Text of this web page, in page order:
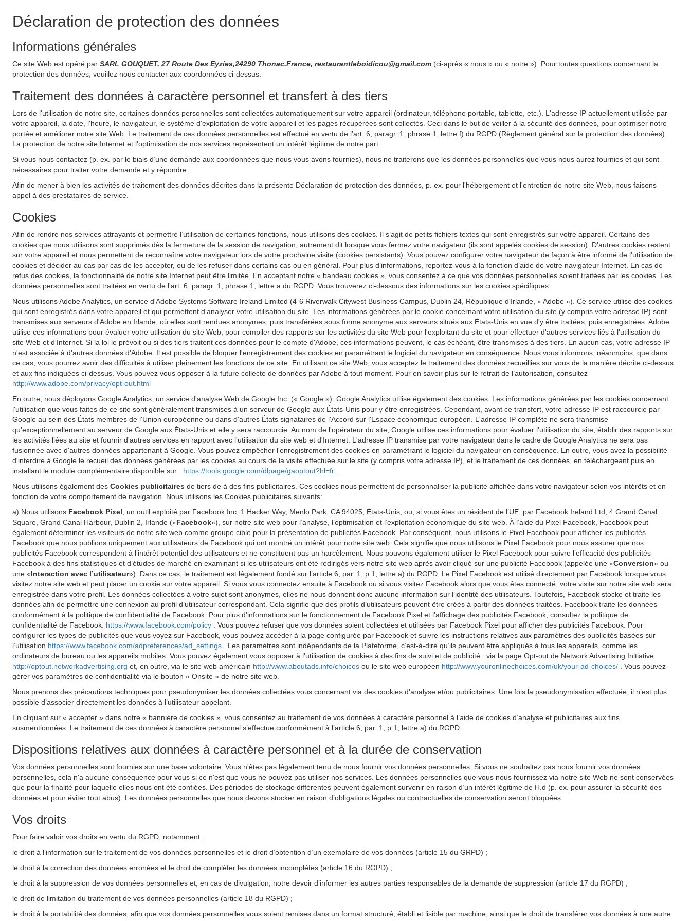
Déclaration de protection des données
Informations générales
Ce site Web est opéré par SARL GOUQUET, 27 Route Des Eyzies,24290 Thonac,France, restaurantleboidicou@gmail.com (ci-après « nous » ou « notre »). Pour toutes questions concernant la
protection des données, veuillez nous contacter aux coordonnées ci-dessus.
Traitement des données à caractère personnel et transfert à des tiers
Lors de l'utilisation de notre site, certaines données personnelles sont collectées automatiquement sur votre appareil (ordinateur, téléphone portable, tablette, etc.). L'adresse IP actuellement utilisée par
votre appareil, la date, l'heure, le navigateur, le système d'exploitation de votre appareil et les pages récupérées sont collectés. Ceci dans le but de veiller à la sécurité des données, pour optimiser notre
portée et améliorer notre site Web. Le traitement de ces données personnelles est effectué en vertu de l'art. 6, paragr. 1, phrase 1, lettre f) du RGPD (Règlement général sur la protection des données).
La protection de notre site Internet et l'optimisation de nos services représentent un intérêt légitime de notre part.
Si vous nous contactez (p. ex. par le biais d’une demande aux coordonnées que nous vous avons fournies), nous ne traiterons que les données personnelles que vous nous aurez fournies et qui sont
nécessaires pour traiter votre demande et y répondre.
Afin de mener à bien les activités de traitement des données décrites dans la présente Déclaration de protection des données, p. ex. pour l'hébergement et l'entretien de notre site Web, nous faisons
appel à des prestataires de service.
Cookies
Afin de rendre nos services attrayants et permettre l’utilisation de certaines fonctions, nous utilisons des cookies. Il s’agit de petits fichiers textes qui sont enregistrés sur votre appareil. Certains des
cookies que nous utilisons sont supprimés dès la fermeture de la session de navigation, autrement dit lorsque vous fermez votre navigateur (ils sont appelés cookies de session). D’autres cookies restent
sur votre appareil et nous permettent de reconnaître votre navigateur lors de votre prochaine visite (cookies persistants). Vous pouvez configurer votre navigateur de façon à être informé de l’utilisation de
cookies et décider au cas par cas de les accepter, ou de les refuser dans certains cas ou en général. Pour plus d’informations, reportez-vous à la fonction d’aide de votre navigateur Internet. En cas de
refus des cookies, la fonctionnalité de notre site Internet peut être limitée. En acceptant notre « bandeau cookies », vous consentez à ce que vos données personnelles soient traitées par les cookies. Les
données personnelles sont traitées en vertu de l'art. 6, paragr. 1, phrase 1, lettre a du RGPD. Vous trouverez ci-dessous des informations sur les cookies spécifiques.
Nous utilisons Adobe Analytics, un service d'Adobe Systems Software Ireland Limited (4-6 Riverwalk Citywest Business Campus, Dublin 24, République d'Irlande, « Adobe »). Ce service utilise des cookies
qui sont enregistrés dans votre appareil et qui permettent d'analyser votre utilisation du site. Les informations générées par le cookie concernant votre utilisation du site (y compris votre adresse IP) sont
transmises aux serveurs d'Adobe en Irlande, où elles sont rendues anonymes, puis transférées sous forme anonyme aux serveurs situés aux États-Unis en vue d'y être traitées, puis enregistrées. Adobe
utilise ces informations pour évaluer votre utilisation du site Web, pour compiler des rapports sur les activités du site Web pour l'exploitant du site et pour effectuer d'autres services liés à l'utilisation du
site Web et d'Internet. Si la loi le prévoit ou si des tiers traitent ces données pour le compte d'Adobe, ces informations peuvent, le cas échéant, être transmises à des tiers. En aucun cas, votre adresse IP
n'est associée à d'autres données d'Adobe. Il est possible de bloquer l'enregistrement des cookies en paramétrant le logiciel du navigateur en conséquence. Nous vous informons, néanmoins, que dans
ce cas, vous pourrez avoir des difficultés à utiliser pleinement les fonctions de ce site. En utilisant ce site Web, vous acceptez le traitement des données recueillies sur vous de la manière décrite ci-dessus
et aux fins indiquées ci-dessus. Vous pouvez vous opposer à la future collecte de données par Adobe à tout moment. Pour en savoir plus sur le retrait de l’autorisation, consultez
http://www.adobe.com/privacy/opt-out.html
En outre, nous déployons Google Analytics, un service d'analyse Web de Google Inc. (« Google »). Google Analytics utilise également des cookies. Les informations générées par les cookies concernant
l'utilisation que vous faites de ce site sont généralement transmises à un serveur de Google aux États-Unis pour y être enregistrées. Cependant, avant ce transfert, votre adresse IP est raccourcie par
Google au sein des États membres de l'Union européenne ou dans d'autres États signataires de l'Accord sur l'Espace économique européen. L'adresse IP complète ne sera transmise
qu'exceptionnellement au serveur de Google aux États-Unis et elle y sera raccourcie. Au nom de l'opérateur du site, Google utilise ces informations pour évaluer l'utilisation du site, établir des rapports sur
les activités liées au site et fournir d'autres services en rapport avec l'utilisation du site web et d'Internet. L'adresse IP transmise par votre navigateur dans le cadre de Google Analytics ne sera pas
fusionnée avec d'autres données appartenant à Google. Vous pouvez empêcher l'enregistrement des cookies en paramétrant le logiciel du navigateur en conséquence. En outre, vous avez la possibilité
d'interdire à Google le recueil des données générées par les cookies au cours de la visite effectuée sur le site (y compris votre adresse IP), et le traitement de ces données, en téléchargeant puis en
installant le module complémentaire disponible sur : https://tools.google.com/dlpage/gaoptout?hl=fr
Nous utilisons également des Cookies publicitaires de tiers de à des fins publicitaires. Ces cookies nous permettent de personnaliser la publicité affichée dans votre navigateur selon vos intérêts et en
fonction de votre comportement de navigation. Nous utilisons les Cookies publicitaires suivants:
a) Nous utilisons Facebook Pixel , un outil exploité par Facebook Inc, 1 Hacker Way, Menlo Park, CA 94025, États-Unis, ou, si vous êtes un résident de l’UE, par Facebook Ireland Ltd, 4 Grand Canal
Square, Grand Canal Harbour, Dublin 2, Irlande («Facebook»), sur notre site web pour l’analyse, l’optimisation et l’exploitation économique du site web. À l’aide du Pixel Facebook, Facebook peut
également déterminer les visiteurs de notre site web comme groupe cible pour la présentation de publicités Facebook. Par conséquent, nous utilisons le Pixel Facebook pour afficher les publicités
Facebook que nous publions uniquement aux utilisateurs de Facebook qui ont montré un intérêt pour notre site web. Cela signifie que nous utilisons le Pixel Facebook pour nous assurer que nos
publicités Facebook correspondent à l’intérêt potentiel des utilisateurs et ne constituent pas un harcèlement. Nous pouvons également utiliser le Pixel Facebook pour suivre l’efficacité des publicités
Facebook à des fins statistiques et d’études de marché en examinant si les utilisateurs ont été redirigés vers notre site web après avoir cliqué sur une publicité Facebook (appelée une «Conversion» ou
une «Interaction avec l’utilisateur»). Dans ce cas, le traitement est légalement fondé sur l’article 6, par. 1, p.1, lettre a) du RGPD. Le Pixel Facebook est utilisé directement par Facebook lorsque vous
visitez notre site web et peut placer un cookie sur votre appareil. Si vous vous connectez ensuite à Facebook ou si vous visitez Facebook alors que vous êtes connecté, votre visite sur notre site web sera
enregistrée dans votre profil. Les données collectées à votre sujet sont anonymes, elles ne nous donnent donc aucune information sur l’identité des utilisateurs. Toutefois, Facebook stocke et traite les
données afin de permettre une connexion au profil d’utilisateur correspondant. Cela signifie que des profils d’utilisateurs peuvent être créés à partir des données traitées. Facebook traite les données
conformément à la politique de confidentialité de Facebook. Pour plus d’informations sur le fonctionnement de Facebook Pixel et l’affichage des publicités Facebook, consultez la politique de
confidentialité de Facebook: https://www.facebook.com/policy
. Vous pouvez refuser que vos données soient collectées et utilisées par Facebook Pixel pour afficher des publicités Facebook. Pour
configurer les types de publicités que vous voyez sur Facebook, vous pouvez accéder à la page configurée par Facebook et suivre les instructions relatives aux paramètres des publicités basées sur
l’utilisation https://www.facebook.com/adpreferences/ad_settings
. Les paramètres sont indépendants de la Plateforme, c’est-à-dire qu’ils peuvent être appliqués à tous les appareils, comme les
ordinateurs de bureau ou les appareils mobiles. Vous pouvez également vous opposer à l’utilisation de cookies à des fins de suivi et de publicité : via la page Opt-out de Network Advertising Initiative
http://optout.networkadvertising.org et, en outre, via le site web américain http://www.aboutads.info/choices ou le site web européen http://www.youronlinechoices.com/uk/your-ad-choices/
. Vous pouvez
gérer vos paramètres de confidentialité via le bouton « Onsite » de notre site web.
Nous prenons des précautions techniques pour pseudonymiser les données collectées vous concernant via des cookies d’analyse et/ou publicitaires. Une fois la pseudonymisation effectuée, il n’est plus
possible d’associer directement les données à l’utilisateur appelant.
En cliquant sur « accepter » dans notre « bannière de cookies », vous consentez au traitement de vos données à caractère personnel à l’aide de cookies d’analyse et publicitaires aux fins
susmentionnées. Le traitement de ces données à caractère personnel s’effectue conformément à l’article 6, par. 1, p.1, lettre a) du RGPD.
Dispositions relatives aux données à caractère personnel et à la durée de conservation
Vos données personnelles sont fournies sur une base volontaire. Vous n'êtes pas légalement tenu de nous fournir vos données personnelles. Si vous ne souhaitez pas nous fournir vos données
personnelles, cela n'a aucune conséquence pour vous si ce n'est que vous ne pouvez pas utiliser nos services. Les données personnelles que vous nous fournissez via notre site Web ne sont conservées
que pour la finalité pour laquelle elles nous ont été confiées. Des périodes de stockage différentes peuvent également survenir en raison d’un intérêt légitime de H.d (p. ex. pour assurer la sécurité des
données et pour éviter tout abus). Les données personnelles que nous devons stocker en raison d’obligations légales ou contractuelles de conservation seront bloquées.
Vos droits
Pour faire valoir vos droits en vertu du RGPD, notamment :
le droit à l’information sur le traitement de vos données personnelles et le droit d’obtention d’un exemplaire de vos données (article 15 du GRPD) ;
le droit à la correction des données erronées et le droit de compléter les données incomplètes (article 16 du RGPD) ;
le droit à la suppression de vos données personnelles et, en cas de divulgation, notre devoir d’informer les autres parties responsables de la demande de suppression (article 17 du RGPD) ;
le droit de limitation du traitement de vos données personnelles (article 18 du RGPD) ;
le droit à la portabilité des données, afin que vos données personnelles vous soient remises dans un format structuré, établi et lisible par machine, ainsi que le droit de transférer vos données à une autre